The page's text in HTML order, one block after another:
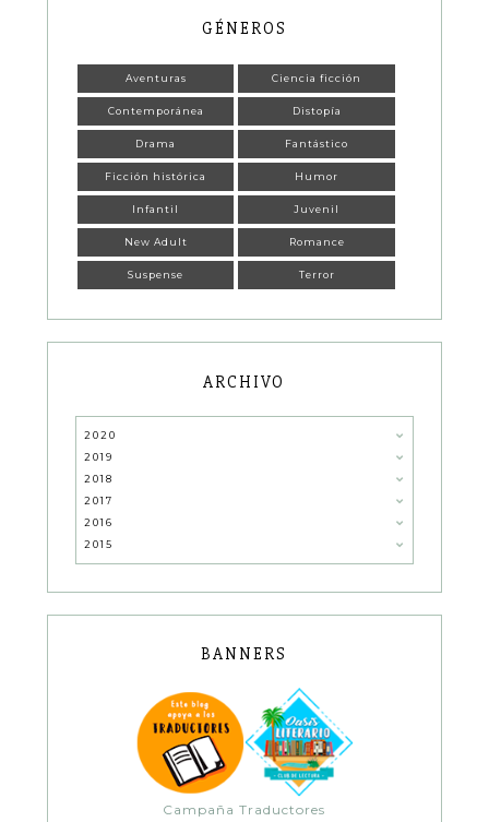
GÉNEROS
Aventuras Ciencia ficción
Contemporánea Distopía
Drama Fantástico
Ficción histórica Humor
Infantil Juvenil
New Adult Romance
Suspense Terror
ARCHIVO
2020
2019
2018
2017
2016
2015
BANNERS
Campaña Traductores